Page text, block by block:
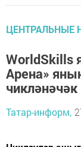
ЦЕНТРАЛЬНЫЕ
WorldSkills
Арена»
чикләнәчәк
Татар-информ,